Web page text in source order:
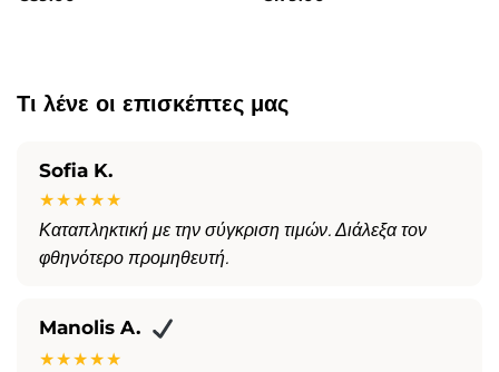
Τι λένε οι επισκέπτες μας
Sofia K.
★★★★★
Καταπληκτική με την σύγκριση τιμών. Διάλεξα τον
φθηνότερο προμηθευτή.
Manolis A.
★★★★★